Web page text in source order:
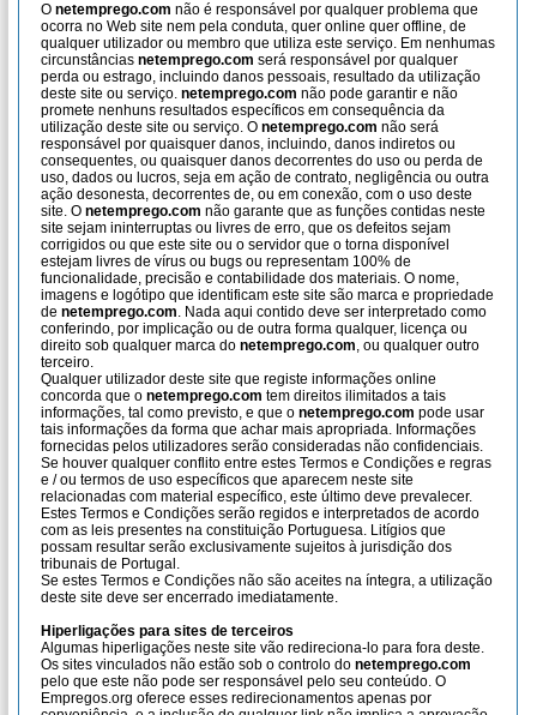
O netemprego.com não é responsável por qualquer problema que
ocorra no Web site nem pela conduta, quer online quer offline, de
qualquer utilizador ou membro que utiliza este serviço. Em nenhumas
circunstâncias netemprego.com será responsável por qualquer
perda ou estrago, incluindo danos pessoais, resultado da utilização
deste site ou serviço. netemprego.com não pode garantir e não
promete nenhuns resultados específicos em consequência da
utilização deste site ou serviço. O netemprego.com não será
responsável por quaisquer danos, incluindo, danos indiretos ou
consequentes, ou quaisquer danos decorrentes do uso ou perda de
uso, dados ou lucros, seja em ação de contrato, negligência ou outra
ação desonesta, decorrentes de, ou em conexão, com o uso deste
site. O netemprego.com não garante que as funções contidas neste
site sejam ininterruptas ou livres de erro, que os defeitos sejam
corrigidos ou que este site ou o servidor que o torna disponível
estejam livres de vírus ou bugs ou representam 100% de
funcionalidade, precisão e contabilidade dos materiais. O nome,
imagens e logótipo que identificam este site são marca e propriedade
de netemprego.com. Nada aqui contido deve ser interpretado como
conferindo, por implicação ou de outra forma qualquer, licença ou
direito sob qualquer marca do netemprego.com, ou qualquer outro
terceiro.
Qualquer utilizador deste site que registe informações online
concorda que o netemprego.com tem direitos ilimitados a tais
informações, tal como previsto, e que o netemprego.com pode usar
tais informações da forma que achar mais apropriada. Informações
fornecidas pelos utilizadores serão consideradas não confidenciais.
Se houver qualquer conflito entre estes Termos e Condições e regras
e / ou termos de uso específicos que aparecem neste site
relacionadas com material específico, este último deve prevalecer.
Estes Termos e Condições serão regidos e interpretados de acordo
com as leis presentes na constituição Portuguesa. Litígios que
possam resultar serão exclusivamente sujeitos à jurisdição dos
tribunais de Portugal.
Se estes Termos e Condições não são aceites na íntegra, a utilização
deste site deve ser encerrado imediatamente.
Hiperligações para sites de terceiros
Algumas hiperligações neste site vão redireciona-lo para fora deste.
Os sites vinculados não estão sob o controlo do netemprego.com
pelo que este não pode ser responsável pelo seu conteúdo. O
Empregos.org oferece esses redirecionamentos apenas por